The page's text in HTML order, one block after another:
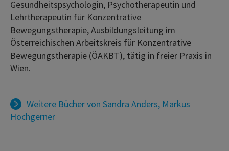
Gesundheitspsychologin, Psychotherapeutin und
Lehrtherapeutin für Konzentrative
Bewegungstherapie, Ausbildungsleitung im
Österreichischen Arbeitskreis für Konzentrative
Bewegungstherapie (ÖAKBT), tätig in freier Praxis in
Wien.
Weitere Bücher von Sandra Anders, Markus
Hochgerner